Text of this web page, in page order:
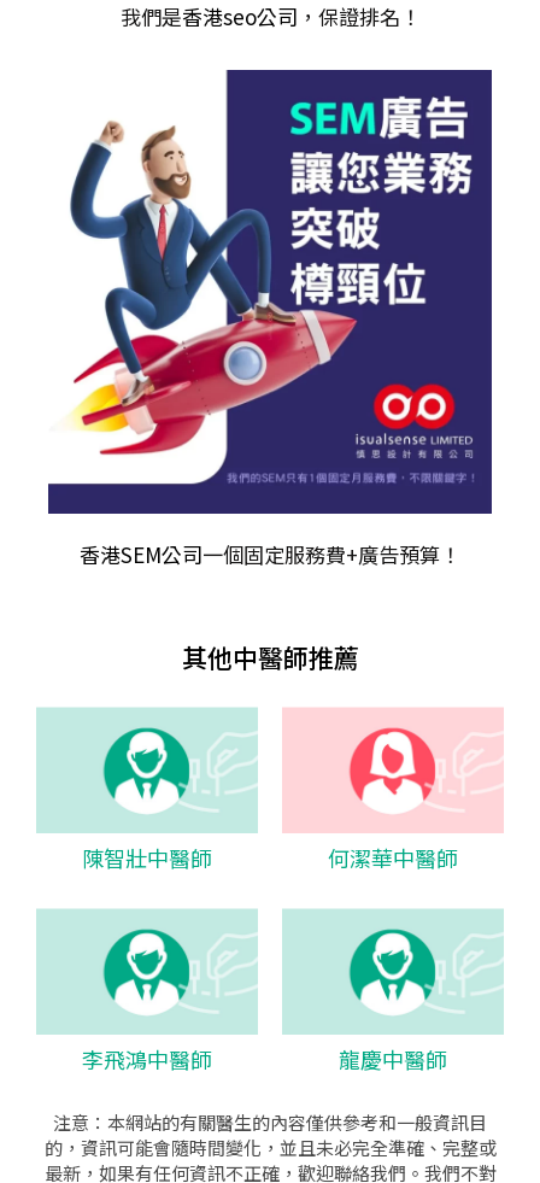
我們是香港seo公司 ，保證排名！
香港SEM公司一個固定服務費+廣告預算！
其他中醫師推薦
陳智壯中醫師 何潔華中醫師
李飛鴻中醫師 龍慶中醫師
注意：本網站的有關醫生的內容僅供參考和一般資訊目
的，資訊可能會隨時間變化，並且未必完全準確、完整或
最新，如果有任何資訊不正確，歡迎聯絡我們。我們不對